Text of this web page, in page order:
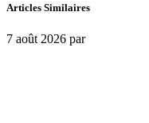
Articles Similaires
7 août 2026 par